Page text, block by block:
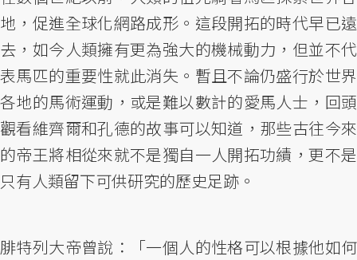
地，促進全球化網路成形。這段開拓的時代早已遠
去，如今人類擁有更為強大的機械動力，但並不代
表馬匹的重要性就此消失。暫且不論仍盛行於世界
各地的馬術運動，或是難以數計的愛馬人士，回頭
觀看維齊爾和孔德的故事可以知道，那些古往今來
的帝王將相從來就不是獨自一人開拓功績，更不是
只有人類留下可供研究的歷史足跡。
腓特列大帝曾說：「一個人的性格可以根據他如何